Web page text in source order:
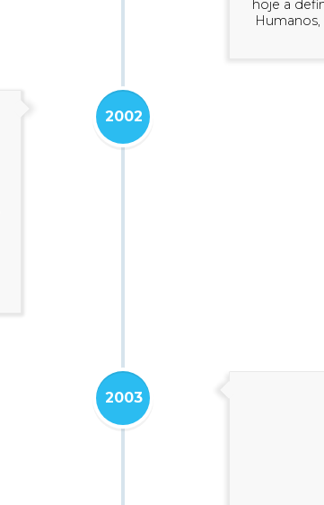
hoje a
2002
2003